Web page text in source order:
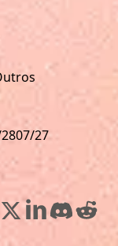
07/27